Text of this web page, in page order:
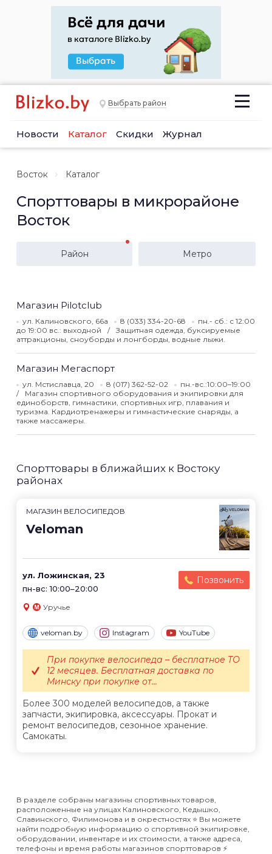
Выбрать район
Новости Каталог Скидки Журнал
Восток Каталог
Спорттовары в микрорайоне
Восток
Район Метро
Магазин Pilotclub
ул. Калиновского, 66а 8 (033) 334-20-68
пн.- сб.: с 12:00
до 19:00 вс.: выходной
Защитная одежда, буксируемые
аттракционы, сноуборды и лонгборды, водные лыжи.
Магазин Мегаспорт
ул. Мстиславца, 20 8 (017) 362-52-02
пн.-вс.:10:00–19:00
Магазин спортивного оборудования и экипировки для
единоборств, гимнастики, спортивных игр, плавания и
туризма. Кардиотренажеры и гимнастические снаряды, а
также массажеры.
Спорттовары в ближайших к Востоку
районах
МАГАЗИН ВЕЛОСИПЕДОВ
Veloman
ул. Ложинская, 23
пн-вс: 10:00–20:00
Позвонить
Уручье
veloman.by Instagram YouTube
Более 300 моделей велосипедов, а также
запчасти, экипировка, аксессуары. Прокат и
ремонт велосипедов, сезонное хранение.
Самокаты.
При покупке велосипеда – бесплатное ТО
12 месяцев. Бесплатная доставка по
Минску при покупке от...
В разделе собраны магазины спортивных товаров,
расположенные на улицах Калиновского, Кедышко,
Славинского, Филимонова и в окрестностях ⭐️ Вы можете
найти подробную информацию о спортивной экипировке,
оборудовании, инвентаре и их стоимости, а также адреса,
телефоны и время работы магазинов спорттоваров ⚡️